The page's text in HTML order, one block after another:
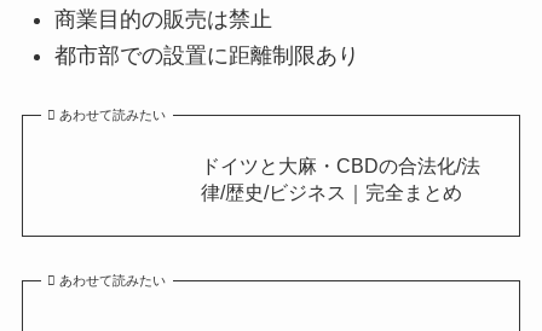
商業目的の販売は禁止
都市部での設置に距離制限あり
あわせて読みたい
ドイツと大麻・CBDの合法化/法
律/歴史/ビジネス｜完全まとめ
あわせて読みたい